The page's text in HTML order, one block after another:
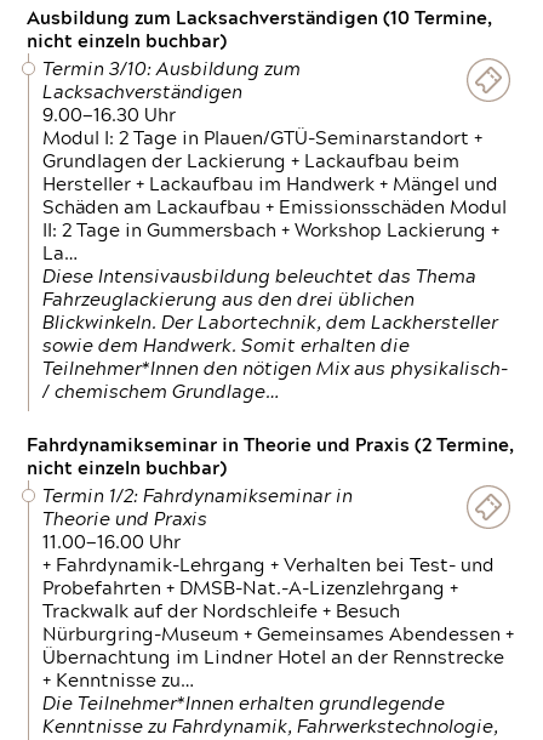
Ausbildung zum Lacksachverständigen (10 Termine,
nicht einzeln buchbar)
Termin 3/10: Ausbildung zum
Lacksachverständigen
9.00—16.30 Uhr
Modul I: 2 Tage in Plauen/GTÜ-Seminarstandort +
Grundlagen der Lackierung + Lackaufbau beim
Hersteller + Lackaufbau im Handwerk + Mängel und
Schäden am Lackaufbau + Emissionsschäden Modul
II: 2 Tage in Gummersbach + Workshop Lackierung +
La…
Diese Intensivausbildung beleuchtet das Thema
Fahrzeuglackierung aus den drei üblichen
Blickwinkeln. Der Labortechnik, dem Lackhersteller
sowie dem Handwerk. Somit erhalten die
Teilnehmer*Innen den nötigen Mix aus physikalisch-
/ chemischem Grundlage…
Fahrdynamikseminar in Theorie und Praxis (2 Termine,
nicht einzeln buchbar)
Termin 1/2: Fahrdynamikseminar in
Theorie und Praxis
11.00—16.00 Uhr
+ Fahrdynamik-Lehrgang + Verhalten bei Test- und
Probefahrten + DMSB-Nat.-A-Lizenzlehrgang +
Trackwalk auf der Nordschleife + Besuch
Nürburgring-Museum + Gemeinsames Abendessen +
Übernachtung im Lindner Hotel an der Rennstrecke
+ Kenntnisse zu…
Die Teilnehmer*Innen erhalten grundlegende
Kenntnisse zu Fahrdynamik, Fahrwerkstechnologie,